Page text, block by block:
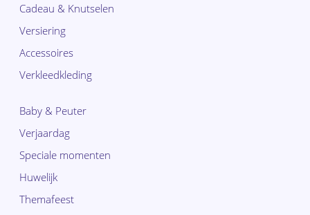
Cadeau & Knutselen
Versiering
Accessoires
Verkleedkleding
Baby & Peuter
Verjaardag
Speciale momenten
Huwelijk
Themafeest